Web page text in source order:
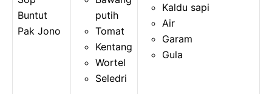
Buntut
Pak Jono
putih
Tomat
Kentang
Wortel
Seledri
Kaldu sapi
Air
Garam
Gula